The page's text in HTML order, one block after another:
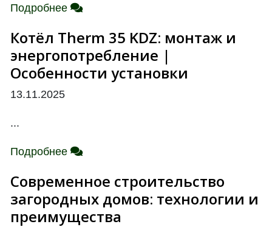
Подробнее
Котёл Therm 35 KDZ: монтаж и
энергопотребление |
Особенности установки
13.11.2025
...
Подробнее
Современное строительство
загородных домов: технологии и
преимущества